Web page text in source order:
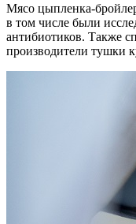
Мясо цыпленка-
в том числе были
антибиотиков. Также
производители тушки